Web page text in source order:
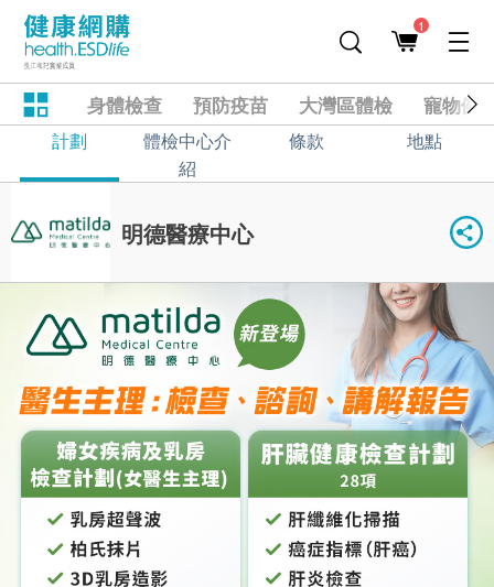
1
身體檢查 預防疫苗 大灣區體檢 寵物健
計劃
體檢中心介
紹
條款 地點
明德醫療中心